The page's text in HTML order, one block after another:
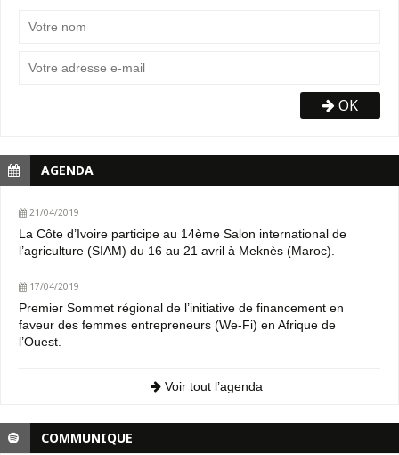
OK
AGENDA
21/04/2019
La Côte d’Ivoire participe au 14ème Salon international de
l’agriculture (SIAM) du 16 au 21 avril à Meknès (Maroc).
17/04/2019
Premier Sommet régional de l’initiative de financement en
faveur des femmes entrepreneurs (We-Fi) en Afrique de
l’Ouest.
Voir tout l’agenda
COMMUNIQUE